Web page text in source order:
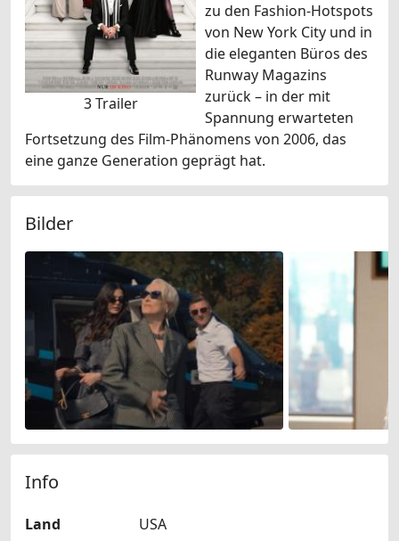
3 Trailer
zu den Fashion-Hotspots
von New York City und in
die eleganten Büros des
Runway Magazins
zurück – in der mit
Spannung erwarteten
Fortsetzung des Film-Phänomens von 2006, das
eine ganze Generation geprägt hat.
Bilder
Info
Land
USA